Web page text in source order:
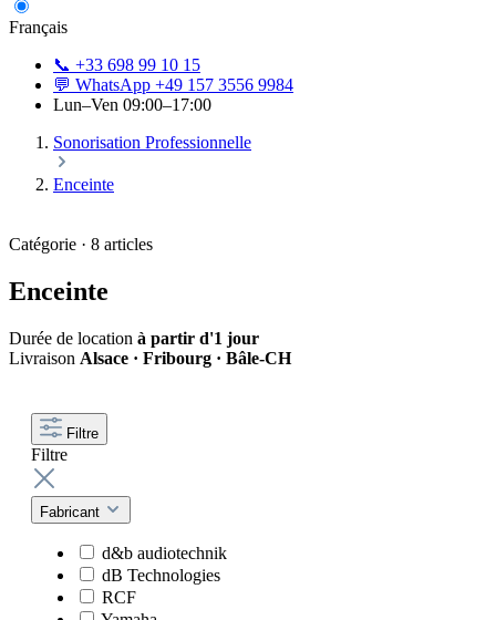
Français
📞 +33 698 99 10 15
💬 WhatsApp +49 157 3556 9984
Lun–Ven 09:00–17:00
Sonorisation Professionnelle
Enceinte
Catégorie · 8 articles
Enceinte
Durée de location à partir d'1 jour
Livraison Alsace · Fribourg · Bâle-CH
Filtre
Filtre
Fabricant
d&b audiotechnik
dB Technologies
RCF